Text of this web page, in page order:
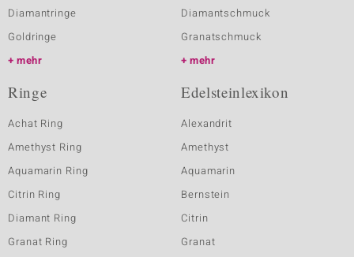
Diamantringe
Goldringe
mehr
Diamantschmuck
Granatschmuck
mehr
Ringe
Achat Ring
Amethyst Ring
Aquamarin Ring
Citrin Ring
Diamant Ring
Granat Ring
Edelsteinlexikon
Alexandrit
Amethyst
Aquamarin
Bernstein
Citrin
Granat